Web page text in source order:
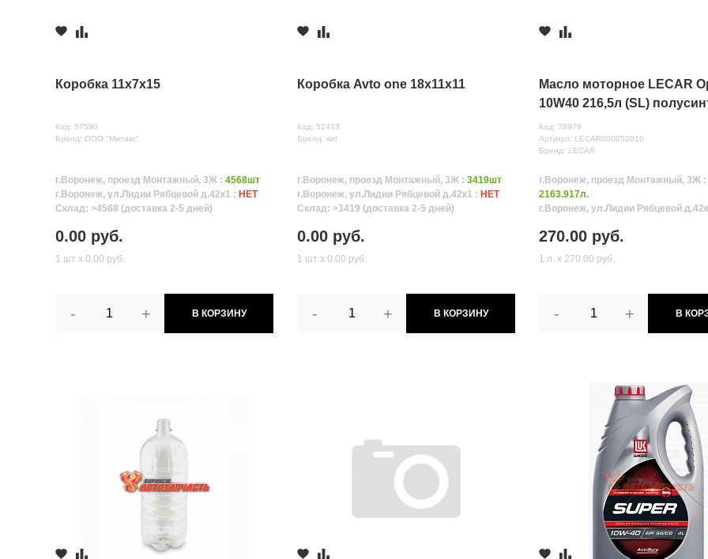
Коробка 11x7x15
Код: 57590
Бренд: ООО "Митакс"
г.Воронеж, проезд Монтажный, 3Ж : 4568шт
г.Воронеж, ул.Лидии Рябцевой д.42к1 : НЕТ
Склад: >4568 (доставка 2-5 дней)
0.00 руб.
1 шт х 0.00 руб.
- + В КОРЗИНУ
Коробка Avto one 18x11x11
Код: 52433
Бренд: кит
г.Воронеж, проезд Монтажный, 3Ж :3419шт
г.Воронеж, ул.Лидии Рябцевой д.42к1 : НЕТ
Склад: >3419 (доставка 2-5 дней)
0.00 руб.
1 шт х 0.00 руб.
- + В КОРЗИНУ
Масло моторное LECAR
10W40 216,5л (SL)
Код: 78979
Артикул: LECAR000052010
Бренд: LECAR
г.Воронеж, проезд Монтажный, 3Ж :
2163.917л.
г.Воронеж, ул.Лидии Рябцевой
270.00 руб.
1 л. х 270.00 руб.
- + В